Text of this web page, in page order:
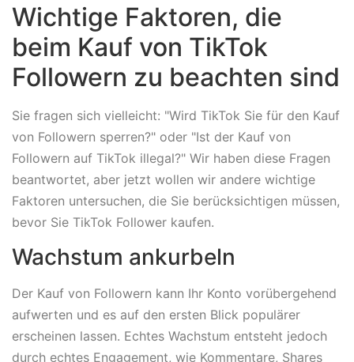
Wichtige Faktoren, die
beim Kauf von TikTok
Followern zu beachten sind
Sie fragen sich vielleicht: "Wird TikTok Sie für den Kauf
von Followern sperren?" oder "Ist der Kauf von
Followern auf TikTok illegal?" Wir haben diese Fragen
beantwortet, aber jetzt wollen wir andere wichtige
Faktoren untersuchen, die Sie berücksichtigen müssen,
bevor Sie TikTok Follower kaufen.
Wachstum ankurbeln
Der Kauf von Followern kann Ihr Konto vorübergehend
aufwerten und es auf den ersten Blick populärer
erscheinen lassen. Echtes Wachstum entsteht jedoch
durch echtes Engagement, wie Kommentare, Shares